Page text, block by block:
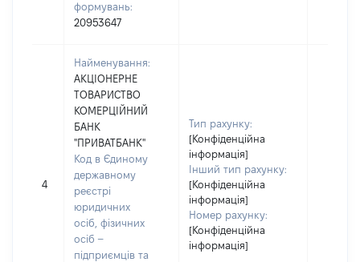
формувань:
20953647
4
Найменування:
АКЦІОНЕРНЕ
ТОВАРИСТВО
КОМЕРЦІЙНИЙ
БАНК
"ПРИВАТБАНК"
Код в Єдиному
державному
реєстрі
юридичних
осіб, фізичних
осіб –
підприємців та
Тип рахунку:
[Конфіденційна
інформація]
Інший тип рахунку:
[Конфіденційна
інформація]
Номер рахунку:
[Конфіденційна
інформація]